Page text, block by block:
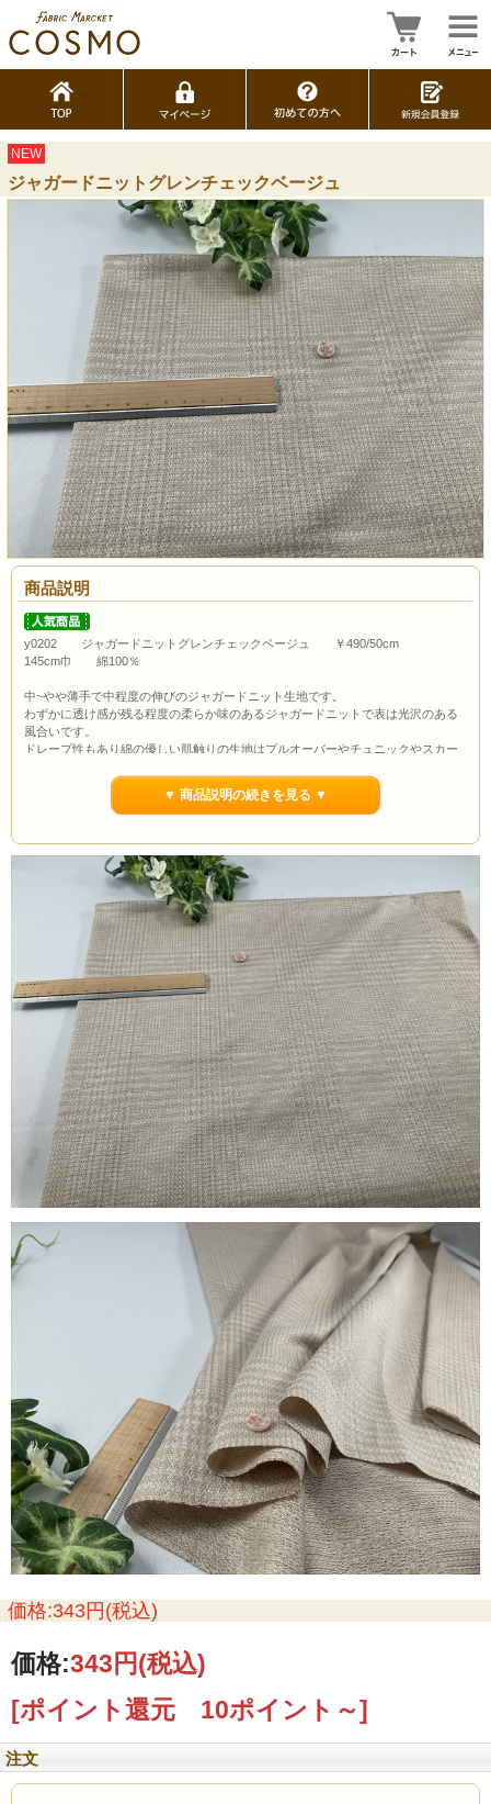
NEW
ジャガードニットグレンチェックベージュ
商品説明
y0202 ジャガードニットグレンチェックベージュ ￥490/50cm
145cm巾 綿100％
中~やや薄手で中程度の伸びのジャガードニット生地です。
わずかに透け感が残る程度の柔らか味のあるジャガードニットで表は光沢のある
風合いです。
ドレープ性もあり綿の優しい肌触りの生地はプルオーバーやチュニックやスカー
ｙ0199グレンチェックジャガードニットベージュよりも少し柄が大きくなってい
通常市場価格￥990/50cm程度で販売されておりますが今回は￥490/50cmでのご紹
ポイント3％還元します。
当店の最低購入数量は1ｍ(数量2）からとなっていますので数量２以上でのご注文
よろしくお願いいたします。
▼ 商品説明の続きを見る ▼
価格:343円(税込)
価格:343円(税込)
[ポイント還元 10ポイント～]
注文